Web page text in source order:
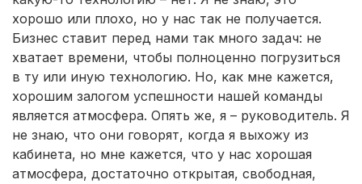
хорошо или плохо, но у нас так не получается.
Бизнес ставит перед нами так много задач: не
хватает времени, чтобы полноценно погрузиться
в ту или иную технологию. Но, как мне кажется,
хорошим залогом успешности нашей команды
является атмосфера. Опять же, я – руководитель. Я
не знаю, что они говорят, когда я выхожу из
кабинета, но мне кажется, что у нас хорошая
атмосфера, достаточно открытая, свободная,